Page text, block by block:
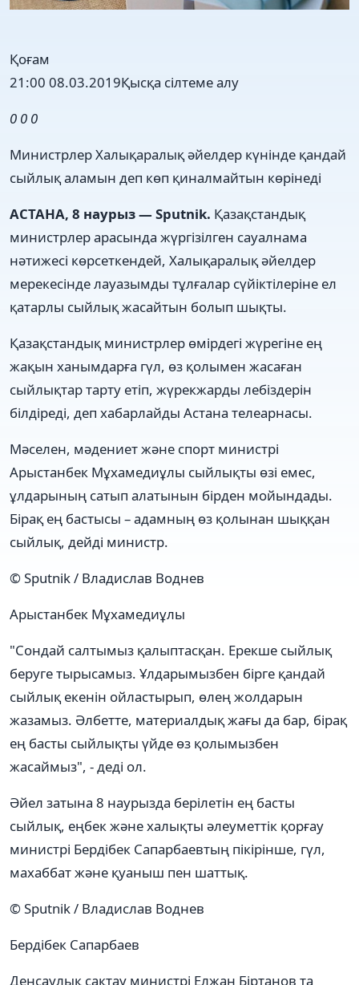
Қоғам
21:00 08.03.2019Қысқа сілтеме алу
0 0 0
Министрлер Халықаралық әйелдер күнінде қандай
сыйлық аламын деп көп қиналмайтын көрінеді
АСТАНА, 8 наурыз — Sputnik. Қазақстандық
министрлер арасында жүргізілген сауалнама
нәтижесі көрсеткендей, Халықаралық әйелдер
мерекесінде лауазымды тұлғалар сүйіктілеріне ел
қатарлы сыйлық жасайтын болып шықты.
Қазақстандық министрлер өмірдегі жүрегіне ең
жақын ханымдарға гүл, өз қолымен жасаған
сыйлықтар тарту етіп, жүрекжарды лебіздерін
білдіреді, деп хабарлайды Астана телеарнасы.
Мәселен, мәдениет және спорт министрі
Арыстанбек Мұхамедиұлы сыйлықты өзі емес,
ұлдарының сатып алатынын бірден мойындады.
Бірақ ең бастысы – адамның өз қолынан шыққан
сыйлық, дейді министр.
© Sputnik / Владислав Воднев
Арыстанбек Мұхамедиұлы
"Сондай салтымыз қалыптасқан. Ерекше сыйлық
беруге тырысамыз. Ұлдарымызбен бірге қандай
сыйлық екенін ойластырып, өлең жолдарын
жазамыз. Әлбетте, материалдық жағы да бар, бірақ
ең басты сыйлықты үйде өз қолымызбен
жасаймыз", - деді ол.
Әйел затына 8 наурызда берілетін ең басты
сыйлық, еңбек және халықты әлеуметтік қорғау
министрі Бердібек Сапарбаевтың пікірінше, гүл,
махаббат және қуаныш пен шаттық.
© Sputnik / Владислав Воднев
Бердібек Сапарбаев
Денсаулық сақтау министрі Елжан Біртанов та